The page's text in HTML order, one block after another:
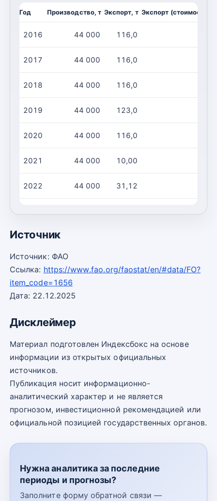
Год Производство, т Экспорт, т Экспорт
2016 44 000 116,0
2017 44 000 116,0
2018 44 000 116,0
2019 44 000 123,0
2020 44 000 116,0
2021 44 000 10,00
2022 44 000 31,12
Источник
Источник: ФАО
Ссылка: https://www.fao.org/faostat/en/#data/FO?
item_code=1656
Дата: 22.12.2025
Дисклеймер
Материал подготовлен Индексбокс на основе
информации из открытых официальных
источников.
Публикация носит информационно-
аналитический характер и не является
прогнозом, инвестиционной рекомендацией или
официальной позицией государственных органов.
Нужна аналитика за последние
периоды и прогнозы?
Заполните форму обратной связи —